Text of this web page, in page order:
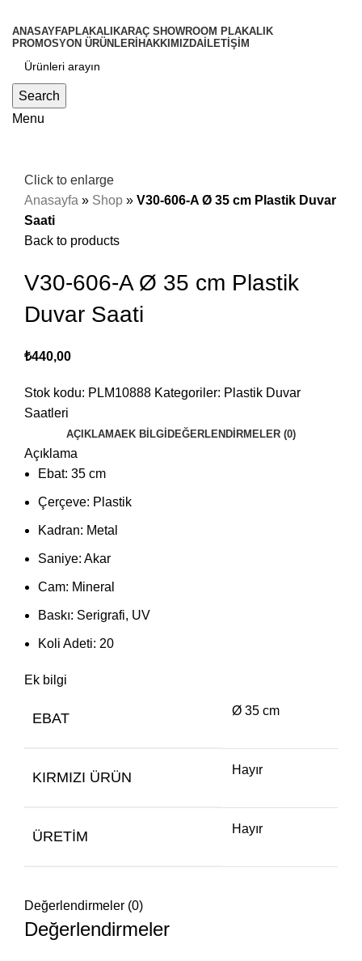
ANASAYFAPLAKALIKARAÇ SHOWROOM PLAKALIK
PROMOSYON ÜRÜNLERİ HAKKIMIZDA İLETİŞİM
Search
Menu
Click to enlarge
Anasayfa » Shop » V30-606-A Ø 35 cm Plastik Duvar
Saati
Back to products
V30-606-A Ø 35 cm Plastik
Duvar Saati
₺440,00
Stok kodu: PLM10888 Kategoriler: Plastik Duvar
Saatleri
AÇIKLAMAEK BILGI DEĞERLENDIRMELER (0)
Açıklama
Ebat: 35 cm
Çerçeve: Plastik
Kadran: Metal
Saniye: Akar
Cam: Mineral
Baskı: Serigrafi, UV
Koli Adeti: 20
Ek bilgi
EBAT Ø 35 cm
KIRMIZI ÜRÜN Hayır
ÜRETIM Hayır
Değerlendirmeler (0)
Değerlendirmeler